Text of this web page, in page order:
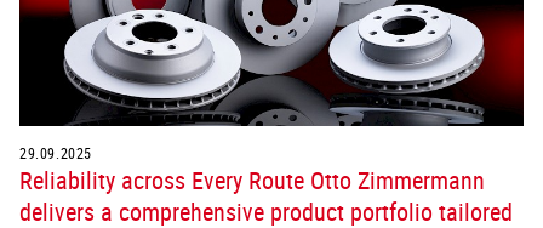
29.09.2025
Reliability across Every Route Otto Zimmermann
delivers a comprehensive product portfolio tailored